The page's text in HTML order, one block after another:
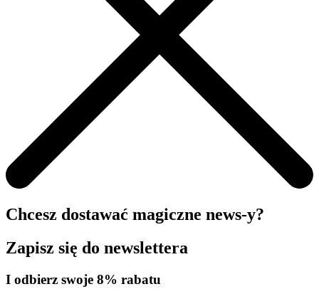
Chcesz dostawać magiczne news-y?
Zapisz się do newslettera
I odbierz swoje 8% rabatu